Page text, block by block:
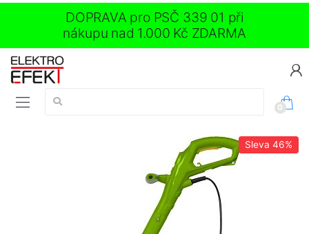
DOPRAVA pro PSČ 339 01 při
nákupu nad 1.000 Kč ZDARMA
Vyhledávání:
0
Sleva 46%